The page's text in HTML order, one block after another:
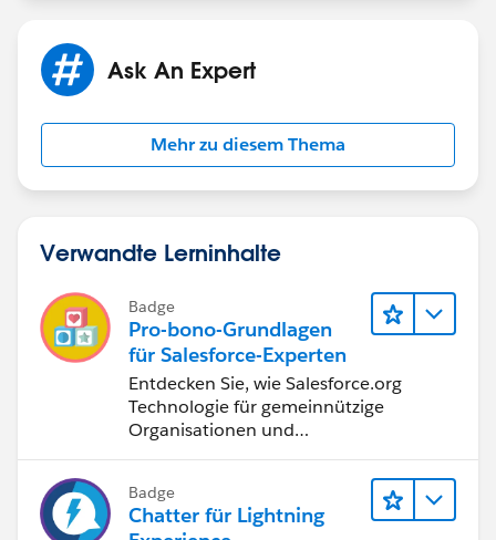
Ask An Expert
Mehr zu diesem Thema
Verwandte Lerninhalte
Badge
Pro-bono-Grundlagen
für Salesforce-Experten
Entdecken Sie, wie Salesforce.org
Technologie für gemeinnützige
Organisationen und
Badge
Chatter für Lightning